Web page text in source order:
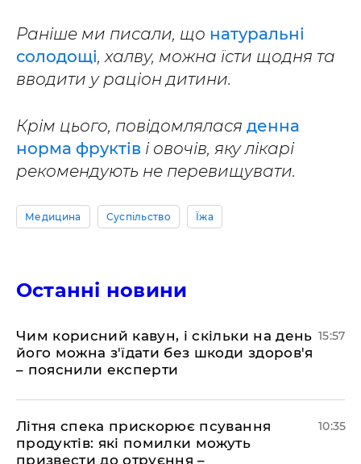
Раніше ми писали, що натуральні
солодощі, халву, можна їсти щодня та
вводити у раціон дитини.
Крім цього, повідомлялася денна
норма фруктів і овочів, яку лікарі
рекомендують не перевищувати.
Медицина Суспільство Їжа
Останні новини
Чим корисний кавун, і скільки на день
його можна з'їдати без шкоди здоров'я
– пояснили експерти
15:57
Літня спека прискорює псування
продуктів: які помилки можуть
призвести до отруєння –
10:35